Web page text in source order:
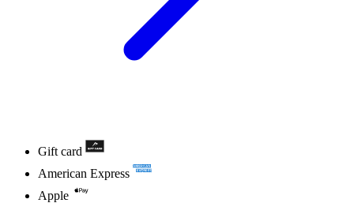
Gift card
American Express
Apple